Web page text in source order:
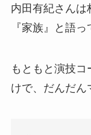
内田有紀さんは
『家族』と語っ
もともと演技
けで、だんだん